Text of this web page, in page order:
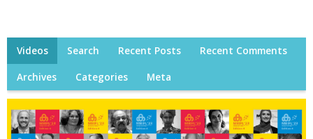
Videos Search Recent Posts Recent Comments
Archives Categories Meta